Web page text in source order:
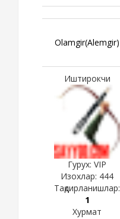
Olamgir(Alemgir)
Иштирокчи
Гурух: VIP
Изохлар: 444
Тақдирланишлар:
1
Хурмат